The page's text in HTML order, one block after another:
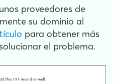
proveedores de
su dominio al
para obtener más
el problema.